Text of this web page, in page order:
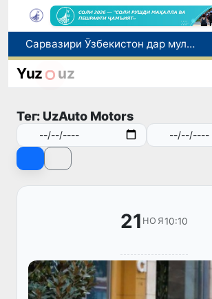
Сарвазири Ӯзбекистон дар мулоқот бо Президенти Қирғизистон дар доираи чорабиниҳои Иттиҳоди иқтисодии АвруОсиё иштирок кард
Дар Қашқадарё анҷумани байналмилалии экологӣ бо иштироки ҷавонон аз нӯҳ кишвар баргузор мешавад
Тошканд ба баргузории чемпионати Осиё оид ба вазнабардорӣ омодагӣ мебинад
Yuz uz
Тег: UzAuto Motors
21 НОЯ10:10